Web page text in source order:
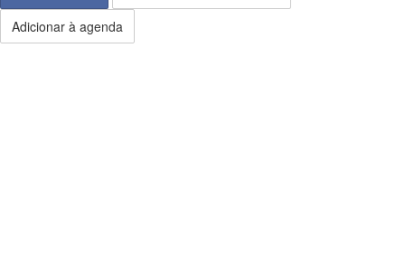
Adicionar à agenda